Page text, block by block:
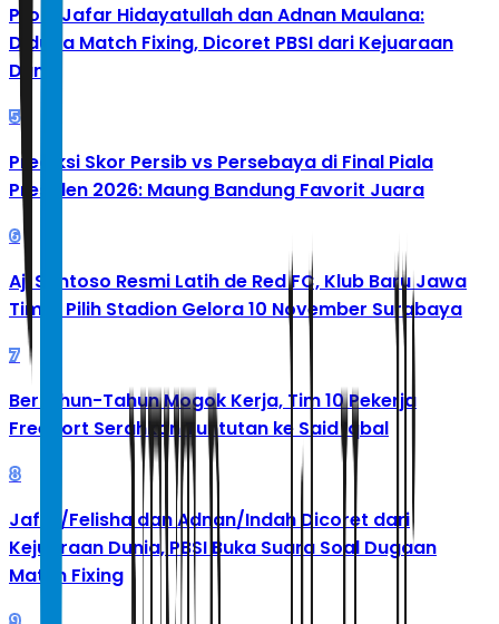
Profil Jafar Hidayatullah dan Adnan Maulana:
Diduga Match Fixing, Dicoret PBSI dari Kejuaraan
Dunia
5
Prediksi Skor Persib vs Persebaya di Final Piala
Presiden 2026: Maung Bandung Favorit Juara
6
Aji Santoso Resmi Latih de Red FC, Klub Baru Jawa
Timur Pilih Stadion Gelora 10 November Surabaya
7
Bertahun-Tahun Mogok Kerja, Tim 10 Pekerja
Freeport Serahkan Tuntutan ke Said Iqbal
8
Jafar/Felisha dan Adnan/Indah Dicoret dari
Kejuaraan Dunia, PBSI Buka Suara Soal Dugaan
Match Fixing